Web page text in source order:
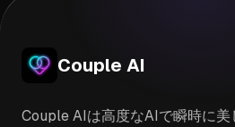
Couple AI
Couple AIは高度なAIで瞬時に